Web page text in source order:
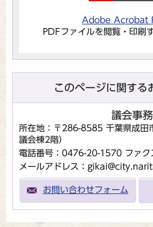
Adobe Acrobat
PDFファイルを閲覧・印刷
このページに関する
議会事
所在地：〒286-8585 千葉県成田
議会棟2階）
電話番号：0476-20-1570 ファ
メールアドレス：
お問い合わせフォーム